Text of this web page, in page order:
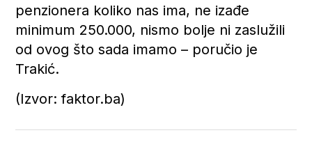
penzionera koliko nas ima, ne izađe
minimum 250.000, nismo bolje ni zaslužili
od ovog što sada imamo – poručio je
Trakić.
(Izvor: faktor.ba)